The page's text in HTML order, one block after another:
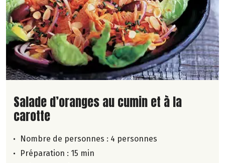
Lire la suite de la recette
Salade d’oranges au cumin et à la
carotte
Nombre de personnes : 4 personnes
Préparation : 15 min